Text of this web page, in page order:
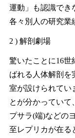
運動」も認識でき
各々別人の研究業
2 ) 解剖劇場
驚いたことに16世
ばれる人体解剖を
室が設けられてい
とが分かっていて
プサラ(端)などの
至レプリカが在る